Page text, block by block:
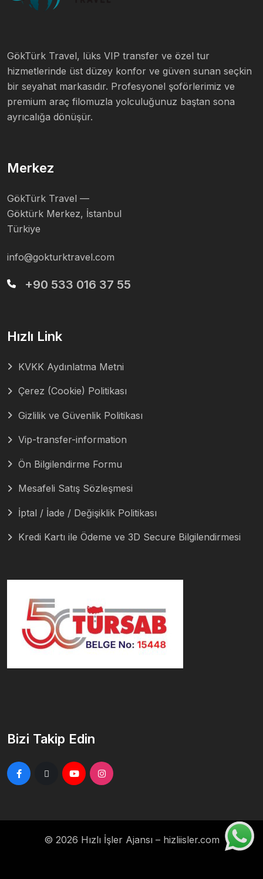
GökTürk Travel, lüks VIP transfer ve özel tur
hizmetlerinde üst düzey konfor ve güven sunan seçkin
bir seyahat markasıdır. Profesyonel şoförlerimiz ve
premium araç filomuzla yolculuğunuz baştan sona
ayrıcalığa dönüşür.
Merkez
GökTürk Travel —
Göktürk Merkez, İstanbul
Türkiye
info@gokturktravel.com
+90 533 016 37 55
Hızlı Link
KVKK Aydınlatma Metni
Çerez (Cookie) Politikası
Gizlilik ve Güvenlik Politikası
Vip-transfer-information
Ön Bilgilendirme Formu
Mesafeli Satış Sözleşmesi
İptal / İade / Değişiklik Politikası
Kredi Kartı ile Ödeme ve 3D Secure Bilgilendirmesi
Bizi Takip Edin
© 2026 Hızlı İşler Ajansı – hizliisler.com